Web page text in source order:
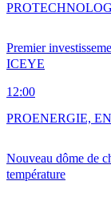
Premier
ICEYE
12:00
PRO
Nouveau dôme de
température
PROENERGIE,